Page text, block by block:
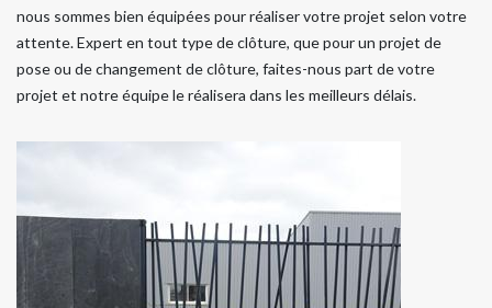
nous sommes bien équipées pour réaliser votre projet selon votre
attente. Expert en tout type de clôture, que pour un projet de
pose ou de changement de clôture, faites-nous part de votre
projet et notre équipe le réalisera dans les meilleurs délais.